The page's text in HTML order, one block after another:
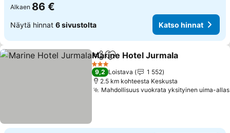
Alkaen 86 €
Näytä hinnat 6 sivustolta Katso hinnat
Jaa Lisää suosikkeihin
Marine Hotel Jurmala
3 Tähtiluokitus
9,2 Loistava
1 552
2.5 km kohteesta Keskusta
Mahdollisuus vuokrata yksityinen uima-allas